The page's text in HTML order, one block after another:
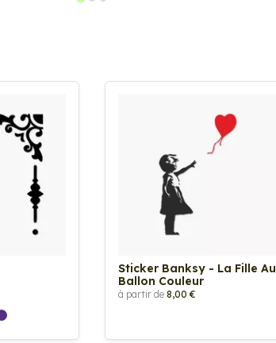
Sticker Banksy - La Fille Au
Ballon Couleur
à partir de 8,00 €